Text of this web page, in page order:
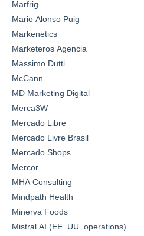
Marfrig
Mario Alonso Puig
Markenetics
Marketeros Agencia
Massimo Dutti
McCann
MD Marketing Digital
Merca3W
Mercado Libre
Mercado Livre Brasil
Mercado Shops
Mercor
MHA Consulting
Mindpath Health
Minerva Foods
Mistral AI (EE. UU. operations)